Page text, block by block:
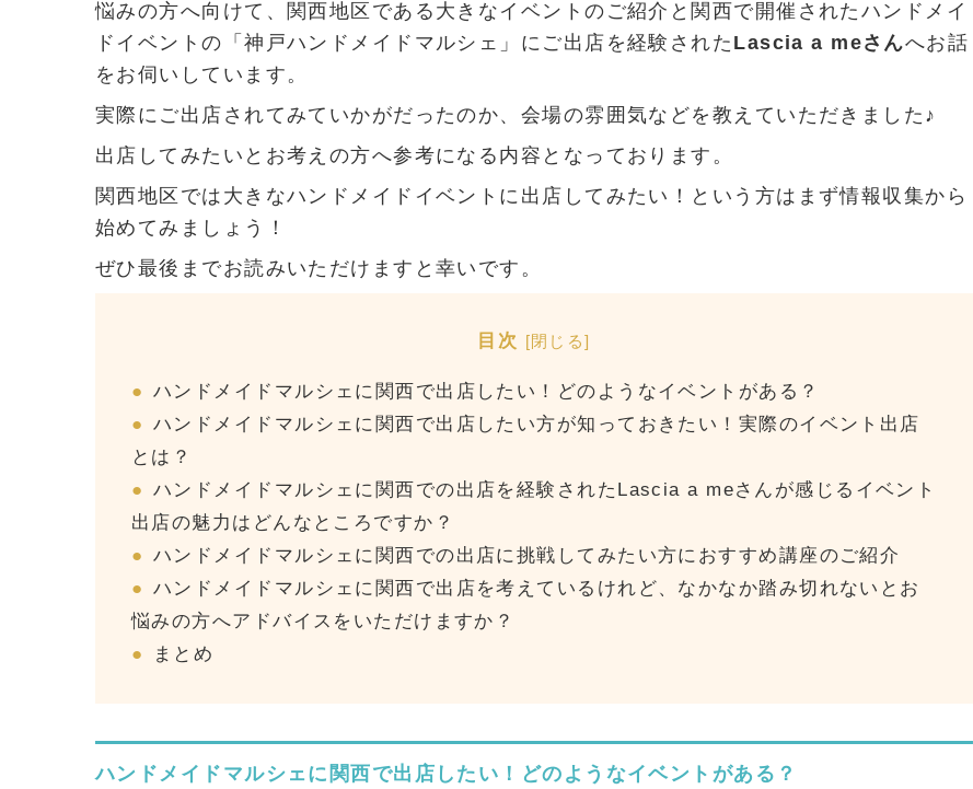
悩みの方へ向けて、関西地区である大きなイベントのご紹介と関西で開催されたハンドメイ
ドイベントの「神戸ハンドメイドマルシェ」にご出店を経験された Lascia a meさんへお話
をお伺いしています。
実際にご出店されてみていかがだったのか、会場の雰囲気などを教えていただきました♪
出店してみたいとお考えの方へ参考になる内容となっております。
関西地区では大きなハンドメイドイベントに出店してみたい！という方はまず情報収集から
始めてみましょう！
ぜひ最後までお読みいただけますと幸いです。
目次 [閉じる]
ハンドメイドマルシェに関西で出店したい！どのようなイベントがある？
ハンドメイドマルシェに関西で出店したい方が知っておきたい！実際のイベント出店
とは？
ハンドメイドマルシェに関西での出店を経験されたLascia a meさんが感じるイベント
出店の魅力はどんなところですか？
ハンドメイドマルシェに関西での出店に挑戦してみたい方におすすめ講座のご紹介
ハンドメイドマルシェに関西で出店を考えているけれど、なかなか踏み切れないとお
悩みの方へアドバイスをいただけますか？
まとめ
ハンドメイドマルシェに関西で出店したい！どのようなイベントがある？